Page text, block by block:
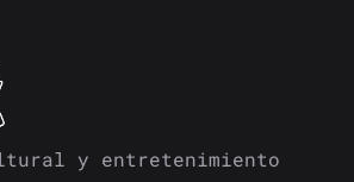
y entretenimiento